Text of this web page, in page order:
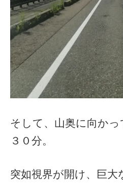
そして、山奥に向か
３０分。
突如視界が開け、巨大